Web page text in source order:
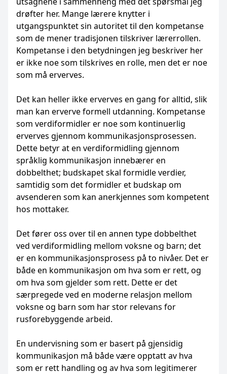
drøfter her. Mange lærere knytter i
utgangspunktet sin autoritet til den kompetanse
som de mener tradisjonen tilskriver lærerrollen.
Kompetanse i den betydningen jeg beskriver her
er ikke noe som tilskrives en rolle, men det er noe
som må erverves.
Det kan heller ikke erverves en gang for alltid, slik
man kan erverve formell utdanning. Kompetanse
som verdiformidler er noe som kontinuerlig
erverves gjennom kommunikasjonsprosessen.
Dette betyr at en verdiformidling gjennom
språklig kommunikasjon innebærer en
dobbelthet; budskapet skal formidle verdier,
samtidig som det formidler et budskap om
avsenderen som kan anerkjennes som kompetent
hos mottaker.
Det fører oss over til en annen type dobbelthet
ved verdiformidling mellom voksne og barn; det
er en kommunikasjonsprosess på to nivåer. Det er
både en kommunikasjon om hva som er rett, og
om hva som gjelder som rett. Dette er det
særpregede ved en moderne relasjon mellom
voksne og barn som har stor relevans for
rusforebyggende arbeid.
En undervisning som er basert på gjensidig
kommunikasjon må både være opptatt av hva
som er rett handling og av hva som legitimerer